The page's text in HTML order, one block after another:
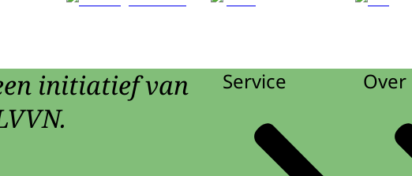
initiatief van
Service